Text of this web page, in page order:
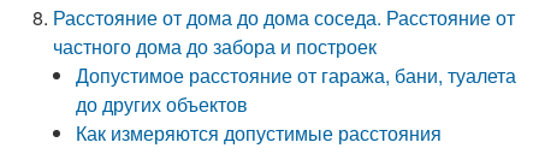
Расстояние от дома до дома соседа. Расстояние от
частного дома до забора и построек
Допустимое расстояние от гаража, бани, туалета
до других объектов
Как измеряются допустимые расстояния